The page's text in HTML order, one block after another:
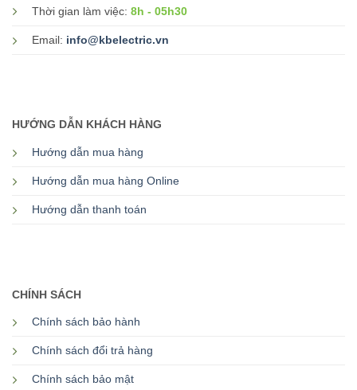
Thời gian làm việc: 8h - 05h30
Email: info@kbelectric.vn
HƯỚNG DẪN KHÁCH HÀNG
Hướng dẫn mua hàng
Hướng dẫn mua hàng Online
Hướng dẫn thanh toán
CHÍNH SÁCH
Chính sách bảo hành
Chính sách đổi trả hàng
Chính sách bảo mật